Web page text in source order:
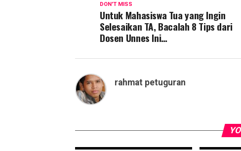
DON'T MISS
Untuk Mahasiswa Tua yang Ingin
Selesaikan TA, Bacalah 8 Tips dari
Dosen Unnes Ini…
rahmat petuguran